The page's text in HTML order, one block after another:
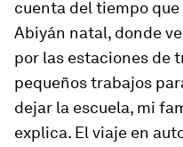
cuenta del tiempo que
Abiyán natal, donde
por las estaciones de
pequeños trabajos
dejar la escuela, mi
explica. El viaje en